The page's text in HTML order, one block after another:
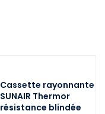
Cassette rayonnante
SUNAIR Thermor
résistance blindée